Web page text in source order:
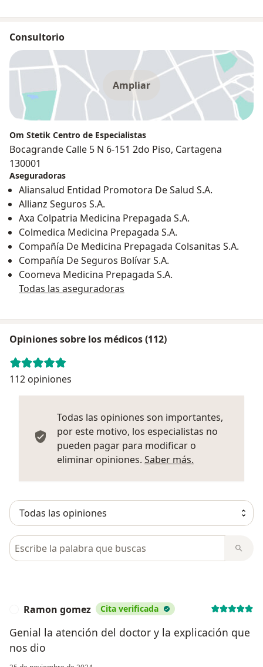
Consultorio
Ampliar
Om Stetik Centro de Especialistas
Bocagrande Calle 5 N 6-151 2do Piso, Cartagena
130001
Aseguradoras
Aliansalud Entidad Promotora De Salud S.A.
Allianz Seguros S.A.
Axa Colpatria Medicina Prepagada S.A.
Colmedica Medicina Prepagada S.A.
Compañía De Medicina Prepagada Colsanitas S.A.
Compañía De Seguros Bolívar S.A.
Coomeva Medicina Prepagada S.A.
Todas las aseguradoras
Opiniones sobre los médicos (112)
112 opiniones
Todas las opiniones son importantes,
por este motivo, los especialistas no
pueden pagar para modificar o
eliminar opiniones. Saber más.
Busca en opiniones
Ramon gomez Cita verificada
Genial la atención del doctor y la explicación que
nos dio